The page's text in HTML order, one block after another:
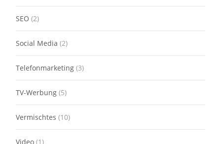
SEO (2)
Social Media (2)
Telefonmarketing (3)
TV-Werbung (5)
Vermischtes (10)
Video (1)